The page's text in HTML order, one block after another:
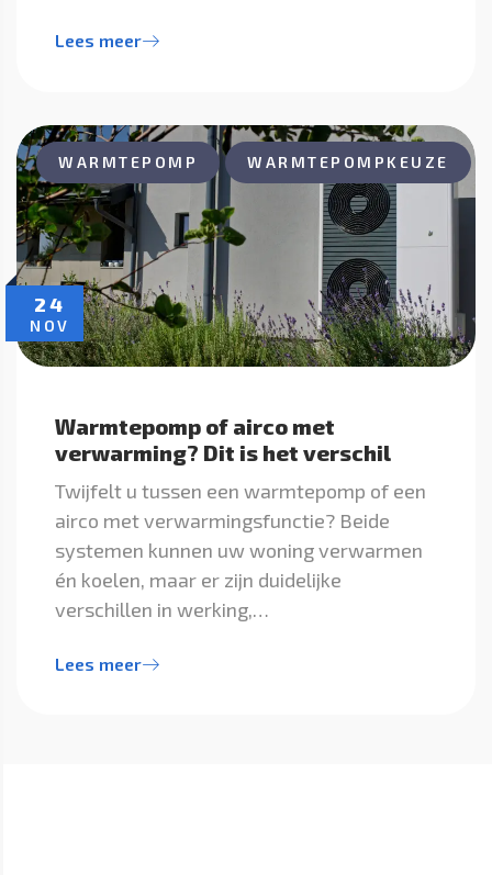
Lees meer
24
NOV
WARMTEPOMP WARMTEPOMPKEUZE
Warmtepomp of airco met
verwarming? Dit is het verschil
Twijfelt u tussen een warmtepomp of een
airco met verwarmingsfunctie? Beide
systemen kunnen uw woning verwarmen
én koelen, maar er zijn duidelijke
verschillen in werking,…
Lees meer